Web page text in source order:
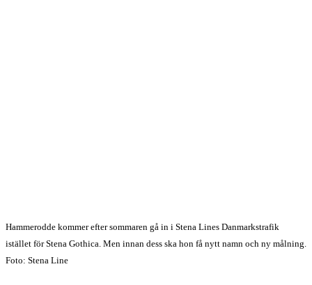
Hammerodde kommer efter sommaren gå in i Stena Lines Danmarkstrafik
istället för Stena Gothica. Men innan dess ska hon få nytt namn och ny målning.
Foto: Stena Line